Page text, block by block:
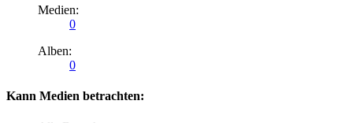
Medien:
0
Alben:
0
Kann Medien betrachten: